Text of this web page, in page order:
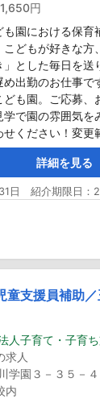
円
園における保育
どもが好きな方
とした毎日を送
出勤のお仕事で
も園。ご応募、
で園の雰囲気を
ください！変更
詳細を見る
日 紹介期限日：
童支援員補助
人子育て・子育
求人
学園３－３５－
内